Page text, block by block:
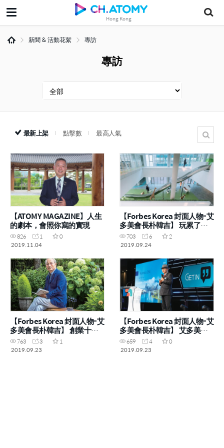
Hong Kong
新聞 & 活動花絮 專訪
專訪
最新上架 點擊數 最高人氣
【ATOMY MAGAZINE】人生
的劇本，會照你寫的實現
826 1
0
2019.11.04
【Forbes Korea 封面人物-艾
多美會長朴韓吉】 玩累了再
工作吧
703 6
2
2019.09.24
【Forbes Korea 封面人物-艾
多美會長朴韓吉】 創業十
年，開啟營業額一兆韓元時代
763 3
1
2019.09.23
【Forbes Korea 封面人物-艾
多美會長朴韓吉】 艾多美看
見「大商機」
659 4
0
2019.09.23